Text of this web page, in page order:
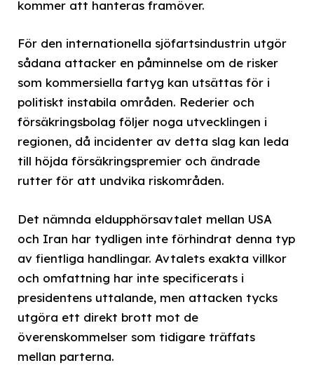
kommer att hanteras framöver.
För den internationella sjöfartsindustrin utgör
sådana attacker en påminnelse om de risker
som kommersiella fartyg kan utsättas för i
politiskt instabila områden. Rederier och
försäkringsbolag följer noga utvecklingen i
regionen, då incidenter av detta slag kan leda
till höjda försäkringspremier och ändrade
rutter för att undvika riskområden.
Det nämnda eldupphörsavtalet mellan USA
och Iran har tydligen inte förhindrat denna typ
av fientliga handlingar. Avtalets exakta villkor
och omfattning har inte specificerats i
presidentens uttalande, men attacken tycks
utgöra ett direkt brott mot de
överenskommelser som tidigare träffats
mellan parterna.